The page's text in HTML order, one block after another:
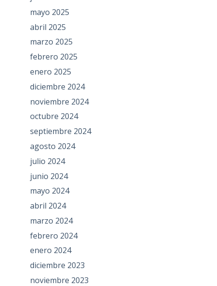
mayo 2025
abril 2025
marzo 2025
febrero 2025
enero 2025
diciembre 2024
noviembre 2024
octubre 2024
septiembre 2024
agosto 2024
julio 2024
junio 2024
mayo 2024
abril 2024
marzo 2024
febrero 2024
enero 2024
diciembre 2023
noviembre 2023